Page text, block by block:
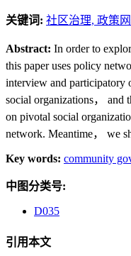
关键词: 社区治理, 政策
Abstract: In order to
this paper uses policy
interview and participatory
social organizations， and
on pivotal social
network. Meantime， we
Key words: community
中图分类号:
D035
引用本文